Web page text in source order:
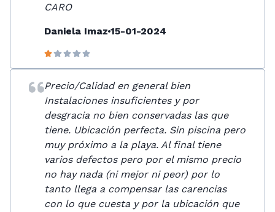
CARO
Daniela Imaz 15-01-2024
Precio/Calidad en general bien
Instalaciones insuficientes y por
desgracia no bien conservadas las que
tiene. Ubicación perfecta. Sin piscina pero
muy próximo a la playa. Al final tiene
varios defectos pero por el mismo precio
no hay nada (ni mejor ni peor) por lo
tanto llega a compensar las carencias
con lo que cuesta y por la ubicación que